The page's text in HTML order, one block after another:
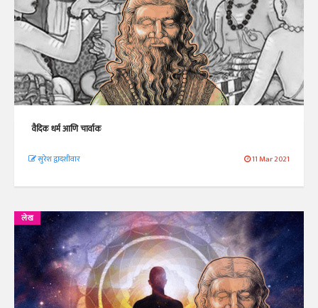
वैदिक धर्म आणि चार्वाक
सुरेश द्वादशीवार 11 Mar 2021
लेख